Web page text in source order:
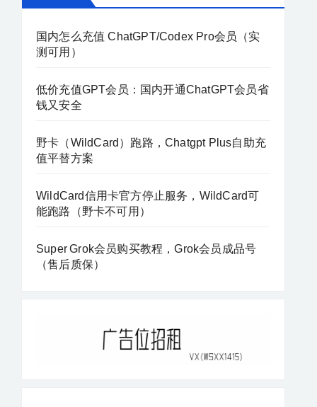
国内怎么充值 ChatGPT/Codex Pro会员（实
测可用）
低价充值GPT会员：国内开通ChatGPT会员省
钱又安全
野卡（WildCard）跑路，Chatgpt Plus自助充
值平替方案
WildCard信用卡官方停止服务，WildCard可
能跑路（野卡不可用）
Super Grok会员购买教程，Grok会员成品号
（售后质保）